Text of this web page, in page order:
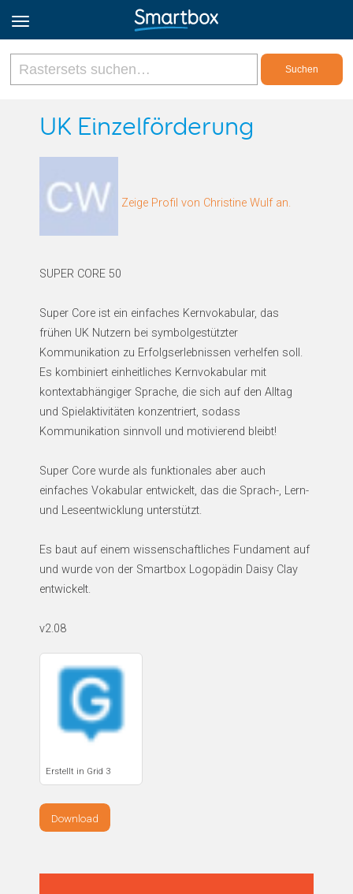
Online Grids
Registrieren
UK Einzelförderung
Zeige Profil von Christine Wulf an.
SUPER CORE 50
Super Core ist ein einfaches Kernvokabular, das
frühen UK Nutzern bei symbolgestützter
Kommunikation zu Erfolgserlebnissen verhelfen soll.
Es kombiniert einheitliches Kernvokabular mit
kontextabhängiger Sprache, die sich auf den Alltag
und Spielaktivitäten konzentriert, sodass
Kommunikation sinnvoll und motivierend bleibt!
Super Core wurde als funktionales aber auch
einfaches Vokabular entwickelt, das die Sprach-, Lern-
und Leseentwicklung unterstützt.
Es baut auf einem wissenschaftliches Fundament auf
und wurde von der Smartbox Logopädin Daisy Clay
entwickelt.
v2.08
Erstellt in Grid 3
Download